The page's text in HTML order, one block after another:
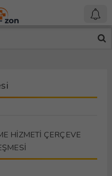
HİZMETİ ÇERÇEVE